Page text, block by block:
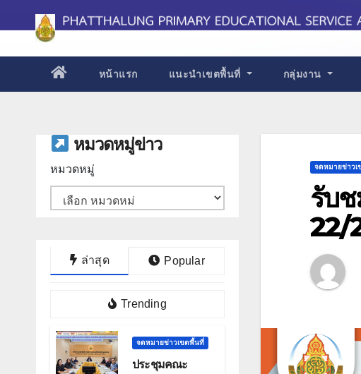
to
หน้าแรก แนะนำเขตพื้นที่ กลุ่มงาน
หมวดหมู่ข่าว
หมวดหมู่
ล่าสุด Popular
Trending
จดหมายข่าวเขตพื้นที่
ประชุมคณะ
จดหมายข่าวเ
รับช
22/